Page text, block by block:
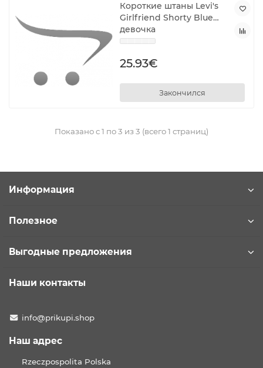
Короткие штаны Levi's
Girlfriend Shorty Blue
девочка
25.93€
Закончился
Показано с 1 по 3 из 3 (всего 1 страниц)
Информация
Полезное
Выгодные предложения
Наши контакты
info@prikupi.shop
Наш адрес
Rzeczpospolita Polska